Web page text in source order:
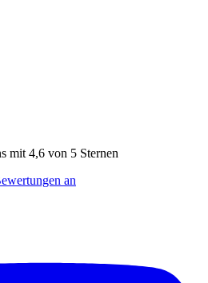
mit 4,6 von 5 Sternen
an